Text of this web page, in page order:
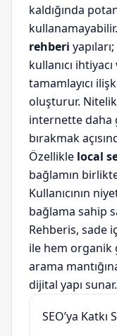
kaldığında
rehberi
kullanıcı
tamamlayıcı
oluşturur.
internette daha
bırakmak
Özellikle local
bağlamın
Kullanıcının
bağlama sahip
Rehberis, sade
ile hem organik
arama
dijital yapı sunar.
SEO’ya